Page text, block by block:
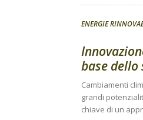
ENERGIE
base
Cambiamenti
grandi
chiave di un